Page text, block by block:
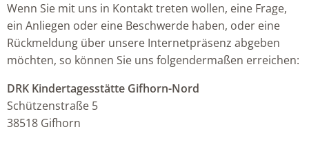
Wenn Sie mit uns in Kontakt treten wollen, eine Frage,
ein Anliegen oder eine Beschwerde haben, oder eine
Rückmeldung über unsere Internetpräsenz abgeben
möchten, so können Sie uns folgendermaßen erreichen:
DRK Kindertagesstätte Gifhorn-Nord
Schützenstraße 5
38518 Gifhorn